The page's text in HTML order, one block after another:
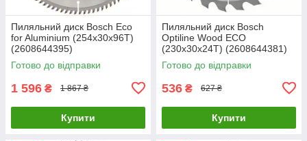
Пиляльний диск Bosch Eco
for Aluminium (254х30х96Т)
(2608644395)
Готово до відправки
1 596 ₴ 1 867 ₴
Купити
Пиляльний диск Bosch
Optiline Wood ECO
(230х30х24Т) (2608644381)
Готово до відправки
536 ₴ 627 ₴
Купити